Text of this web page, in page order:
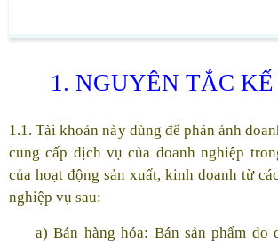
1. NGUYÊN TẮC
1.1. Tài khoản này dùng để phản ánh
cung cấp dịch vụ của doanh nghiệp
của hoạt động sản xuất, kinh doanh từ
nghiệp vụ sau:
a) Bán hàng hóa: Bán sản phẩm do